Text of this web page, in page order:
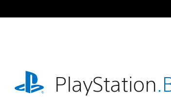
al
playstation.comPlayStation